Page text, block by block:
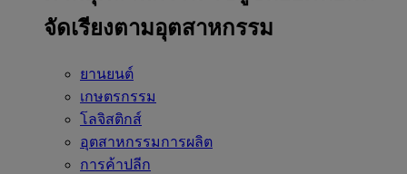
จัดเรียงตามอุตสาหกรรม
ยานยนต์
เกษตรกรรม
โลจิสติกส์
อุตสาหกรรมการผลิต
การค้าปลีก